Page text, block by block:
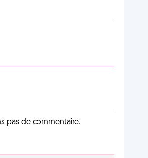
pas de commentaire.